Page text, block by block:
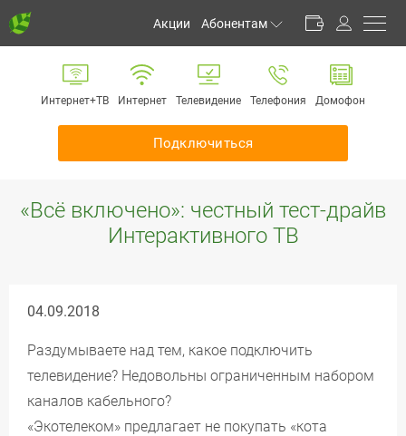
Акции Абонентам
Личный кабинет
Способы оплаты
Обратная связь
Информирование
Оборудование
Документы
Интернет+ТВ Интернет Телевидение Телефония Домофон
Подключиться
«Всё включено»: честный тест-драйв
Интерактивного ТВ
04.09.2018
Раздумываете над тем, какое подключить
телевидение? Недовольны ограниченным набором
каналов кабельного?
«Экотелеком» предлагает не покупать «кота